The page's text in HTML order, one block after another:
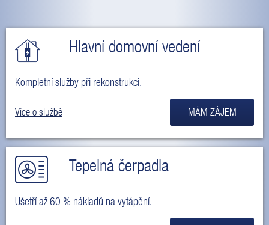
Hlavní domovní vedení
Kompletní služby při rekonstrukci.
Více o službě MÁM ZÁJEM
Tepelná čerpadla
Ušetří až 60 % nákladů na vytápění.